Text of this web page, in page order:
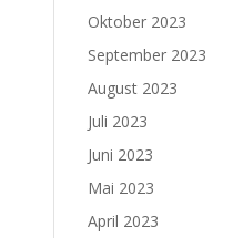
Oktober 2023
September 2023
August 2023
Juli 2023
Juni 2023
Mai 2023
April 2023